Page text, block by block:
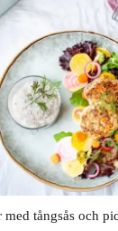
tångsås och